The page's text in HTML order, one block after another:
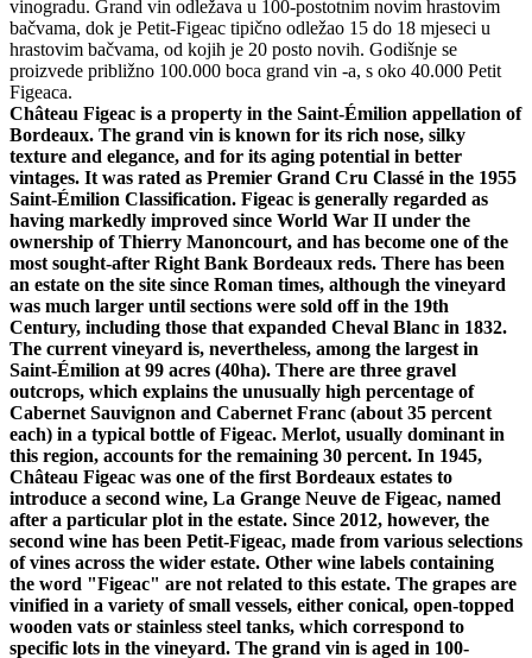
vinogradu. Grand vin odležava u 100-postotnim novim hrastovim
bačvama, dok je Petit-Figeac tipično odležao 15 do 18 mjeseci u
hrastovim bačvama, od kojih je 20 posto novih. Godišnje se
proizvede približno 100.000 boca grand vin -a, s oko 40.000 Petit
Figeaca.
Château Figeac is a property in the Saint-Émilion appellation of
Bordeaux. The grand vin is known for its rich nose, silky
texture and elegance, and for its aging potential in better
vintages. It was rated as Premier Grand Cru Classé in the 1955
Saint-Émilion Classification. Figeac is generally regarded as
having markedly improved since World War II under the
ownership of Thierry Manoncourt, and has become one of the
most sought-after Right Bank Bordeaux reds. There has been
an estate on the site since Roman times, although the vineyard
was much larger until sections were sold off in the 19th
Century, including those that expanded Cheval Blanc in 1832.
The current vineyard is, nevertheless, among the largest in
Saint-Émilion at 99 acres (40ha). There are three gravel
outcrops, which explains the unusually high percentage of
Cabernet Sauvignon and Cabernet Franc (about 35 percent
each) in a typical bottle of Figeac. Merlot, usually dominant in
this region, accounts for the remaining 30 percent. In 1945,
Château Figeac was one of the first Bordeaux estates to
introduce a second wine, La Grange Neuve de Figeac, named
after a particular plot in the estate. Since 2012, however, the
second wine has been Petit-Figeac, made from various selections
of vines across the wider estate. Other wine labels containing
the word "Figeac" are not related to this estate. The grapes are
vinified in a variety of small vessels, either conical, open-topped
wooden vats or stainless steel tanks, which correspond to
specific lots in the vineyard. The grand vin is aged in 100-